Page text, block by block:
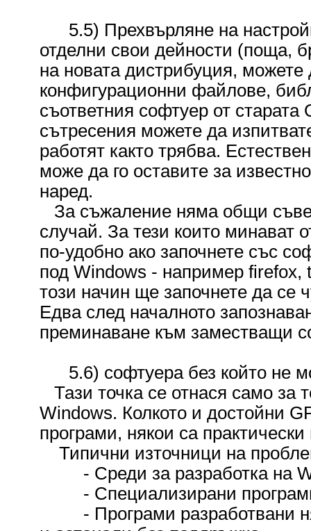
5.5) Прехвърляне на
отделни свои дейности (поща,
на новата дистрибуция,
конфигурационни файлове,
съответния софтуер от
сътресения можете да
работят както трябва.
може да го оставите за
наред.
За съжаление няма общи
случай. За тези които
по-удобно ако започнете със
под Windows - например firefox,
този начин ще започнете да се
Едва след началното
преминаване към заместващи
5.6) софтуера без който не
Тази точка се отнася само за
Windows. Колкото и достойни
програми, някои са
Типични източници на
- Среди за разработка на
- Специализирани
- Програми разработвани